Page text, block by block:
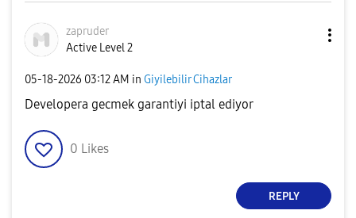
zapruder
Active Level 2
‎05-18-2026 03:12 AM in Giyilebilir Cihazlar
Developera gecmek garantiyi iptal ediyor
0 Likes
REPLY